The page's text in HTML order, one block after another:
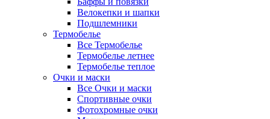
Велокепки и шапки
Подшлемники
Термобелье
Все Термобелье
Термобелье летнее
Термобелье теплое
Очки и маски
Все Очки и маски
Спортивные очки
Фотохромные очки